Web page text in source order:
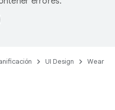
UI Design
Wear